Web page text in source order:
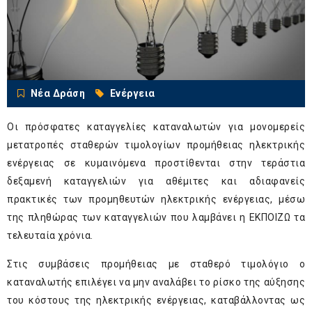
Νέα Δράση Ενέργεια
Οι πρόσφατες καταγγελίες καταναλωτών για μονομερείς
μετατροπές σταθερών τιμολογίων προμήθειας ηλεκτρικής
ενέργειας σε κυμαινόμενα προστίθενται στην τεράστια
δεξαμενή καταγγελιών για αθέμιτες και αδιαφανείς
πρακτικές των προμηθευτών ηλεκτρικής ενέργειας, μέσω
της πληθώρας των καταγγελιών που λαμβάνει η ΕΚΠΟΙΖΩ τα
τελευταία χρόνια.
Στις συμβάσεις προμήθειας με σταθερό τιμολόγιο ο
καταναλωτής επιλέγει να μην αναλάβει το ρίσκο της αύξησης
του κόστους της ηλεκτρικής ενέργειας, καταβάλλοντας ως